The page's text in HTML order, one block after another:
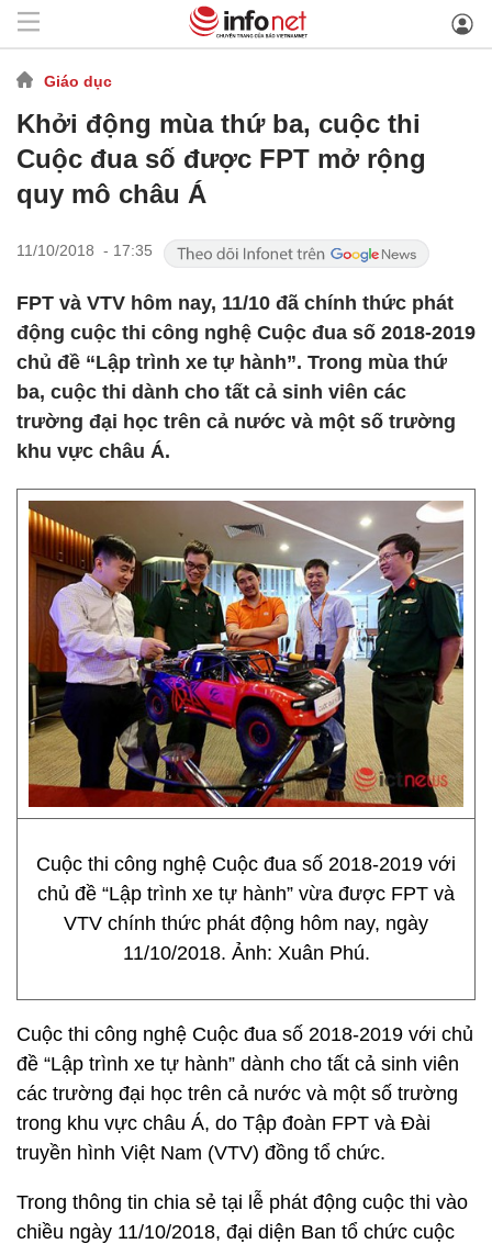
Giáo dục
Khởi động mùa thứ ba, cuộc thi
Cuộc đua số được FPT mở rộng
quy mô châu Á
11/10/2018 - 17:35
FPT và VTV hôm nay, 11/10 đã chính thức phát
động cuộc thi công nghệ Cuộc đua số 2018-2019
chủ đề “Lập trình xe tự hành”. Trong mùa thứ
ba, cuộc thi dành cho tất cả sinh viên các
trường đại học trên cả nước và một số trường
khu vực châu Á.
Cuộc thi công nghệ Cuộc đua số 2018-2019 với
chủ đề “Lập trình xe tự hành” vừa được FPT và
VTV chính thức phát động hôm nay, ngày
11/10/2018. Ảnh: Xuân Phú.
Cuộc thi công nghệ Cuộc đua số 2018-2019 với chủ
đề “Lập trình xe tự hành” dành cho tất cả sinh viên
các trường đại học trên cả nước và một số trường
trong khu vực châu Á, do Tập đoàn FPT và Đài
truyền hình Việt Nam (VTV) đồng tổ chức.
Trong thông tin chia sẻ tại lễ phát động cuộc thi vào
chiều ngày 11/10/2018, đại diện Ban tổ chức cuộc